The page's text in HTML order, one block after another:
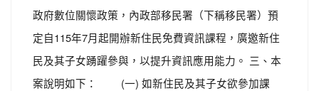
政府數位關懷政策，內政部移民署（下稱移民署）預
定自115年7月起開辦新住民免費資訊課程，廣邀新住
民及其子女踴躍參與，以提升資訊應用能力。 三、本
案說明如下： (一) 如新住民及其子女欲參加課